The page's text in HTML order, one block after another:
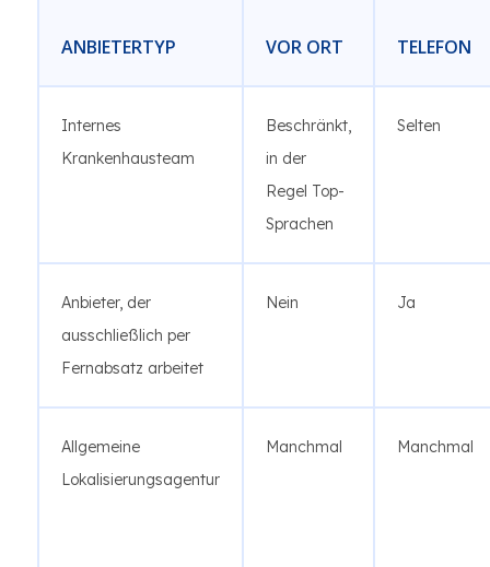
ANBIETERTYP VOR ORT TELEFON
Internes
Krankenhausteam
Beschränkt,
in der
Regel Top-
Sprachen
Selten
Anbieter, der
ausschließlich per
Fernabsatz arbeitet
Nein Ja
Allgemeine
Lokalisierungsagentur
Manchmal Manchmal